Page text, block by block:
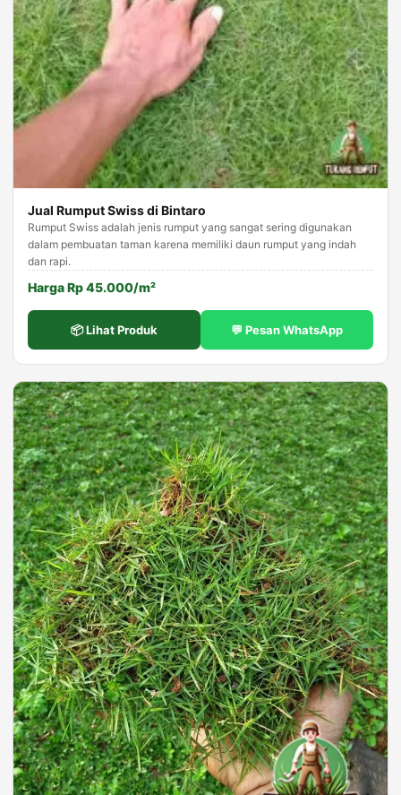
Jual Rumput Swiss di Bintaro
Rumput Swiss adalah jenis rumput yang sangat sering digunakan
dalam pembuatan taman karena memiliki daun rumput yang indah
dan rapi.
Harga Rp 45.000/m²
📦 Lihat Produk 💬 Pesan WhatsApp